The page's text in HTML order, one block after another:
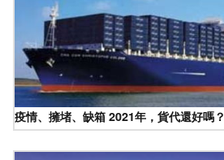
疫情、擁堵、缺箱 2021年，貨代還好嗎？